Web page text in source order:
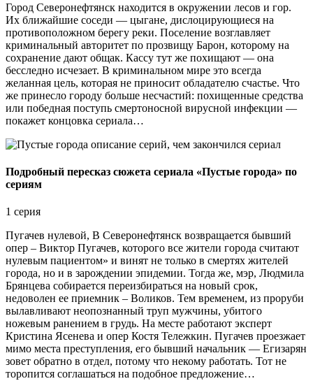
Город Северонефтянск находится в окружении лесов и гор.
Их ближайшие соседи — цыгане, дислоцирующиеся на
противоположном берегу реки. Поселение возглавляет
криминальный авторитет по прозвищу Барон, которому на
сохранение дают общак. Кассу тут же похищают — она
бесследно исчезает. В криминальном мире это всегда
желанная цель, которая не приносит обладателю счастье. Что
же принесло городу больше несчастий: похищенные средства
или победная поступь смертоносной вирусной инфекции —
покажет концовка сериала…
Подробный пересказ сюжета сериала «Пустые города» по
сериям
1 серия
Пугачев нулевой, В Северонефтянск возвращается бывший
опер – Виктор Пугачев, которого все жители города считают
нулевым пациентом» и винят не только в смертях жителей
города, но и в зарождении эпидемии. Тогда же, мэр, Людмила
Брянцева собирается переизбираться на новый срок,
недоволен ее приемник – Воликов. Тем временем, из проруби
вылавливают неопознанный труп мужчины, убитого
ножевым ранением в грудь. На месте работают эксперт
Кристина Ясенева и опер Костя Тележкин. Пугачев проезжает
мимо места преступления, его бывший начальник — Егизарян
зовет обратно в отдел, потому что некому работать. Тот не
торопится соглашаться на подобное предложение…